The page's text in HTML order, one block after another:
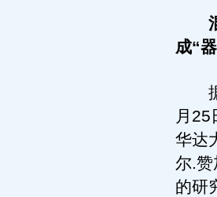
成“
据
月25
华达
尔.
的研